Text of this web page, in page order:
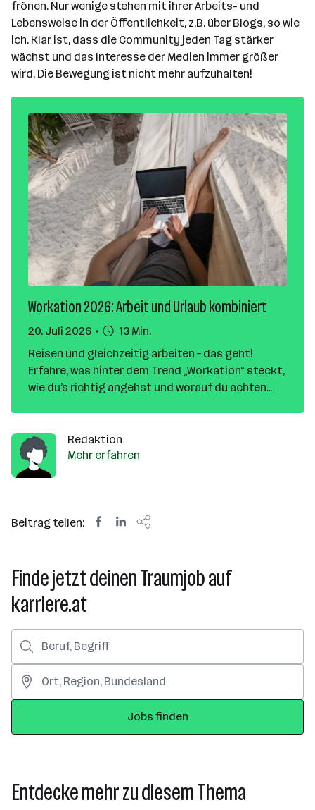
frönen. Nur wenige stehen mit ihrer Arbeits- und
Lebensweise in der Öffentlichkeit, z.B. über Blogs, so wie
ich. Klar ist, dass die Community jeden Tag stärker
wächst und das Interesse der Medien immer größer
wird. Die Bewegung ist nicht mehr aufzuhalten!
Workation 2026: Arbeit und Urlaub kombiniert
20. Juli 2026
13 Min.
Reisen und gleichzeitig arbeiten – das geht!
Erfahre, was hinter dem Trend „Workation“ steckt,
wie du’s richtig angehst und worauf du achten
Redaktion
Mehr erfahren
Beitrag teilen:
Finde jetzt deinen Traumjob auf
karriere.at
Jobs finden
Entdecke mehr zu diesem Thema